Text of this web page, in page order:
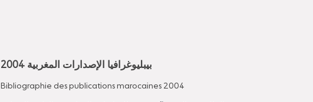
2004 بيبليوغرافيا الإصدارات المغربية
Bibliographie des publications marocaines 2004